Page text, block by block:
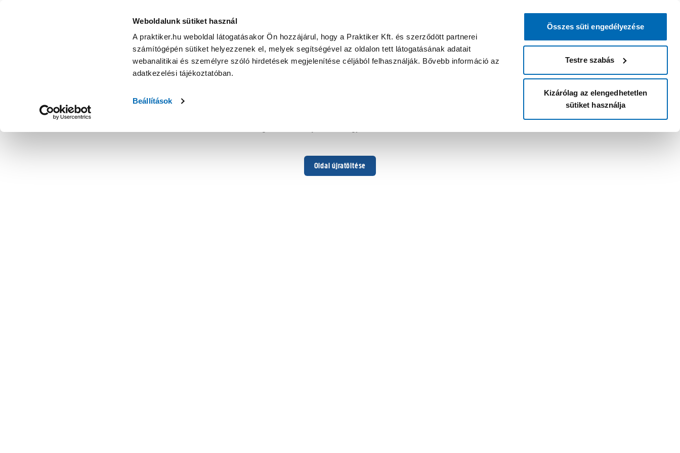
Weboldalunk sütiket használ
A praktiker.hu weboldal látogatásakor Ön hozzájárul, hogy a Praktiker Kft. és szerződött partnerei
számítógépén sütiket helyezzenek el, melyek segítségével az oldalon tett látogatásának adatait
webanalitikai és személyre szóló hirdetések megjelenítése céljából felhasználják. Bővebb információ az
adatkezelési tájékoztatóban.
Beállítások
Összes süti engedélyezése
Testre szabás
Kizárólag az elengedhetetlen
sütiket használja
Oldal újratöltése